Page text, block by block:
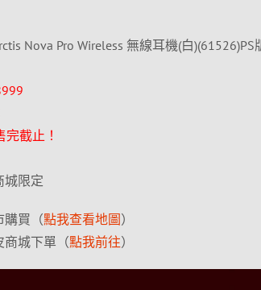
Nova Pro Wireless 無線耳機(白)(61526)PS
截止！
城限定
購買（點我查看地圖）
商城下單（點我前往）